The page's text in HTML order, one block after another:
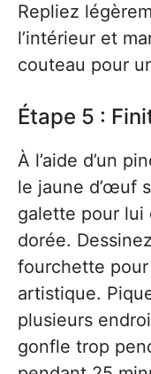
Repliez
l’intérieur et
couteau pour
Étape 5 :
À l’aide d’un
le jaune d’œuf
galette pour lui
dorée.
fourchette
artistique.
plusieurs
gonfle trop